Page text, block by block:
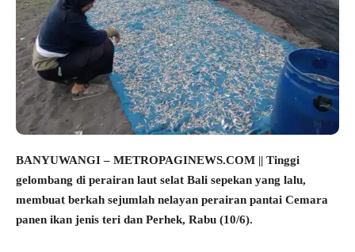
BANYUWANGI – METROPAGINEWS.COM || Tinggi
gelombang di perairan laut selat Bali sepekan yang lalu,
membuat berkah sejumlah nelayan perairan pantai Cemara
panen ikan jenis teri dan Perhek, Rabu (10/6).